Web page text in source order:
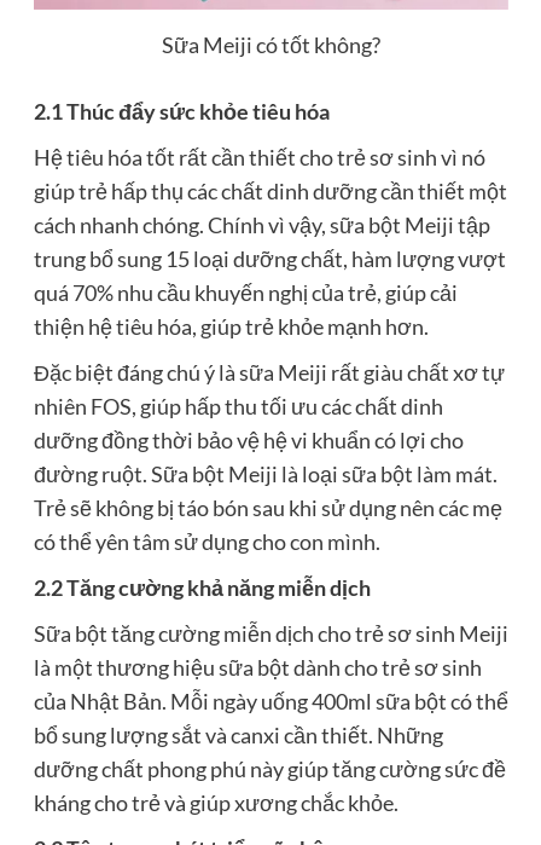
Sữa Meiji có tốt không?
2.1 Thúc đẩy sức khỏe tiêu hóa
Hệ tiêu hóa tốt rất cần thiết cho trẻ sơ sinh vì nó
giúp trẻ hấp thụ các chất dinh dưỡng cần thiết một
cách nhanh chóng. Chính vì vậy, sữa bột Meiji tập
trung bổ sung 15 loại dưỡng chất, hàm lượng vượt
quá 70% nhu cầu khuyến nghị của trẻ, giúp cải
thiện hệ tiêu hóa, giúp trẻ khỏe mạnh hơn.
Đặc biệt đáng chú ý là sữa Meiji rất giàu chất xơ tự
nhiên FOS, giúp hấp thu tối ưu các chất dinh
dưỡng đồng thời bảo vệ hệ vi khuẩn có lợi cho
đường ruột. Sữa bột Meiji là loại sữa bột làm mát.
Trẻ sẽ không bị táo bón sau khi sử dụng nên các mẹ
có thể yên tâm sử dụng cho con mình.
2.2 Tăng cường khả năng miễn dịch
Sữa bột tăng cường miễn dịch cho trẻ sơ sinh Meiji
là một thương hiệu sữa bột dành cho trẻ sơ sinh
của Nhật Bản. Mỗi ngày uống 400ml sữa bột có thể
bổ sung lượng sắt và canxi cần thiết. Những
dưỡng chất phong phú này giúp tăng cường sức đề
kháng cho trẻ và giúp xương chắc khỏe.